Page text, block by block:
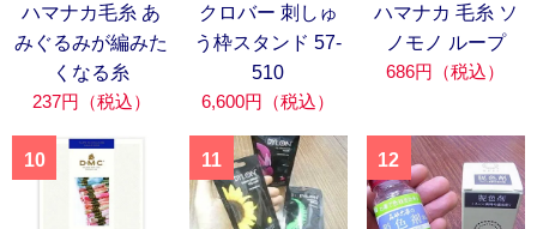
ハマナカ毛糸 あ
みぐるみが編みた
くなる糸
237円（税込）
クロバー 刺しゅ
う枠スタンド 57-
510
6,600円（税込）
ハマナカ 毛糸 ソ
ノモノ ループ
686円（税込）
10 11 12